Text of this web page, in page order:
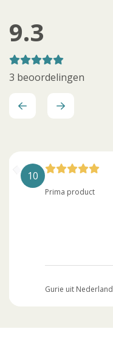
9.3
3 beoordelingen
10
Prima product
Gurie uit Nederland